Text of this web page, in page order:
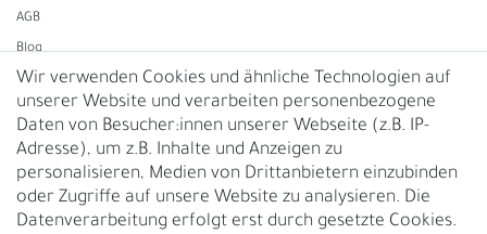
AGB
Blog
Vertrag widerrufen
UNTERNEHMEN
Nachhaltigkeit
Kontakt
Wir verwenden Cookies und ähnliche Technologien auf
unserer Website und verarbeiten personenbezogene
Daten von Besucher:innen unserer Webseite (z.B. IP-
Adresse), um z.B. Inhalte und Anzeigen zu
personalisieren, Medien von Drittanbietern einzubinden
oder Zugriffe auf unsere Website zu analysieren. Die
Datenverarbeitung erfolgt erst durch gesetzte Cookies.